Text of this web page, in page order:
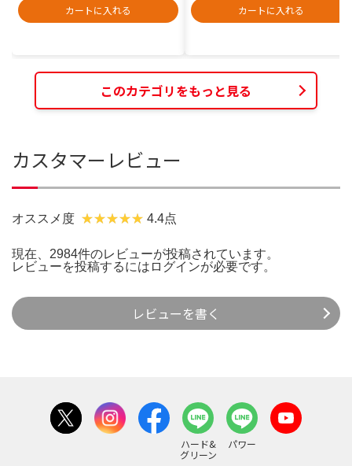
カートに入れる
カートに入れる
このカテゴリをもっと見る
カスタマーレビュー
オススメ度 4.4点
現在、2984件のレビューが投稿されています。
レビューを投稿するには ログインが必要です。
レビューを書く
ハード&
グリーン
パワー